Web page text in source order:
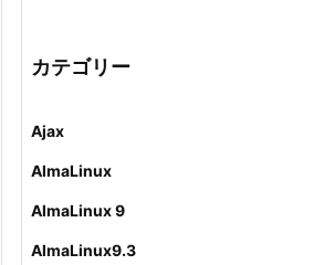
カテゴリー
Ajax
AlmaLinux
AlmaLinux 9
AlmaLinux9.3